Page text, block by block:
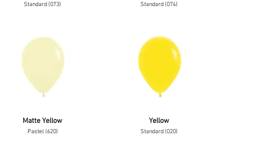
Standard (073)
Matte Yellow
Pastel (620)
Standard (074)
Yellow
Standard (020)